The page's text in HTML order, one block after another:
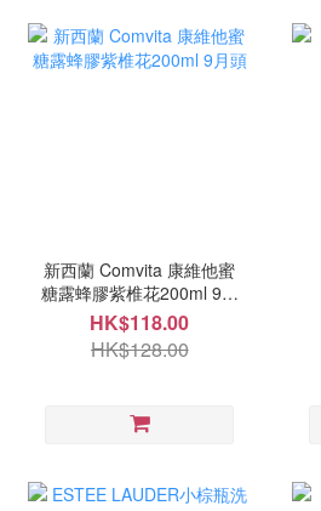
新西蘭 Comvita 康維他蜜
糖露蜂膠紫椎花200ml 9月
頭
HK$118.00
HK$128.00